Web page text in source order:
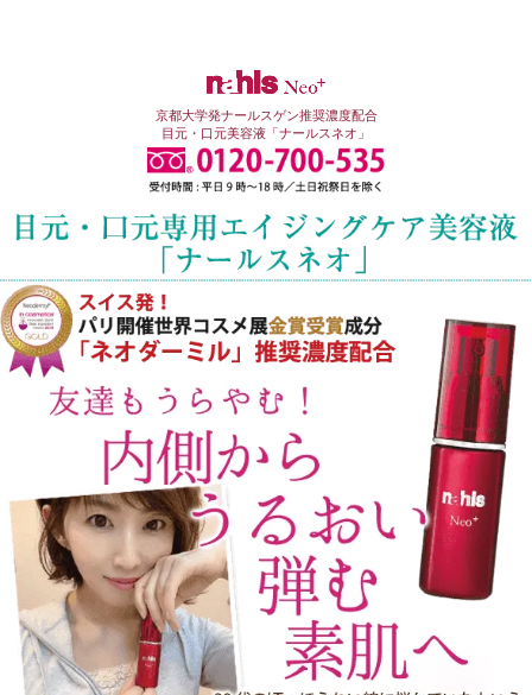
京都大学発ナールスゲン推奨濃度配合
目元・口元美容液「ナールスネオ」